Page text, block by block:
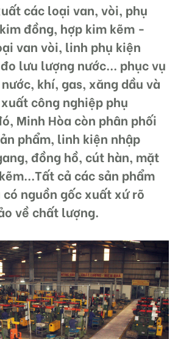
các loại van, vòi, phụ
đồng, hợp kim kẽm -
van vòi, linh phụ kiện
lưu lượng nước... phục vụ
khí, gas, xăng dầu và
công nghiệp phụ
Minh Hòa còn phân phối
phẩm, linh kiện nhập
đồng hồ, cút hàn, mặt
cả các sản phẩm
nguồn gốc xuất xứ rõ
về chất lượng.